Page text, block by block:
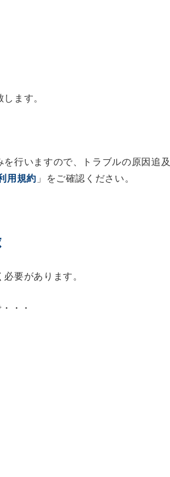
ます。
行いますので、トラブルの原因追
用規約 」をご確認ください。
要があります。
・・